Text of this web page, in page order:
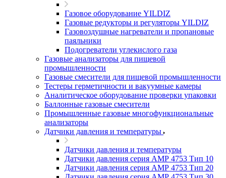
Газовое оборудование YILDIZ
Газовые редукторы и регуляторы YILDIZ
Газовоздушные нагреватели и пропановые
паяльники
Подогреватели углекислого газа
Газовые анализаторы для пищевой
промышленности
Газовые смесители для пищевой промышленности
Тестеры герметичности и вакуумные камеры
Аналитическое оборудование проверки упаковки
Баллонные газовые смесители
Промышленные газовые многофункциональные
анализаторы
Датчики давления и температуры
Датчики давления и температуры
Датчики давления серия АМР 4753 Тип 10
Датчики давления серия АМР 4753 Тип 20